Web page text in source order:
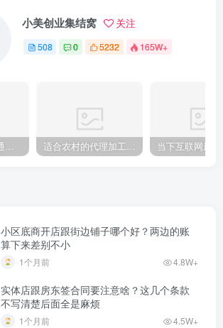
小美创业集结窝 关注
508 0 5232 165W+
2026年最适合普通人做的小生意！看完对你有收获的实用清单 适合农村的代理加工厂 适合在家办厂加工项目
小区底商开店跟街边铺子哪个好？两边的账
算下来差别不小
1个月前 4.8W+
实体店跟房东签合同要注意啥？这几个条款
不写清楚后面全是麻烦
1个月前 4.5W+